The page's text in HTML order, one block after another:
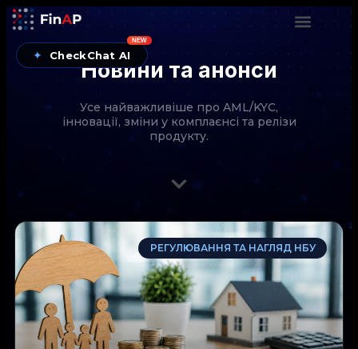
✦ CheckChat AI
NEW
Новини та анонси
Усе найважливіше про AML/KYC,
інновації, зміни у комплаєнсі та релізи
продукту.
РЕГУЛЮВАННЯ ТА НАГЛЯД НБУ